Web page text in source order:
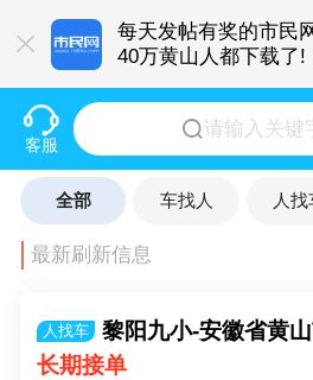
每天发帖有奖的市民
40万黄山人都下载了!
客服
全部 车找人 人找
最新刷新信息
人找车
黎阳九小-安徽省黄
镇大阜村
长期接单